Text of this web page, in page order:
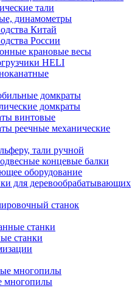
тали
динамометры
Китай
России
крановые весы
HELI
домкраты
домкраты
винтовые
реечные механические
тали ручной
концевые балки
оборудование
для деревообрабатывающих
станок
станки
станки
многопилы
многопилы